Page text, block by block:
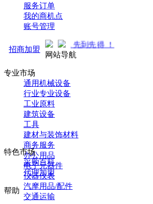
服务订单
我的商机点
账号管理
招商加盟
招商中... 先到先得 ！
网站导航
专业市场
通用机械设备
行业专业设备
工业原料
建筑设备
工具
建材与装饰材料
商务服务
办公用品
电子元器件
仪器仪表
汽摩用品/配件
交通运输
特色市场
采购百科
代理加盟
帮助